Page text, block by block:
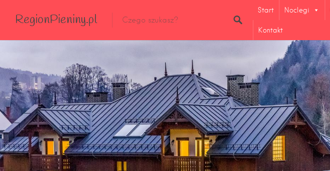
RegionPieniny.pl
Wszystkie Obiekty
Wszystkie Obiekty
Start Noclegi
Kontakt